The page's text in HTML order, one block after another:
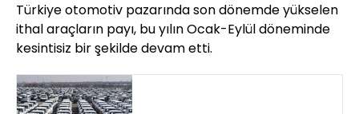
Türkiye otomotiv pazarında son dönemde yükselen
ithal araçların payı, bu yılın Ocak-Eylül döneminde
kesintisiz bir şekilde devam etti.